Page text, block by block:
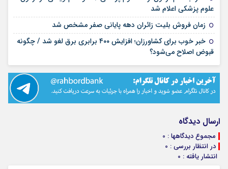
علوم پزشکی اعلام شد
زمان فروش بلیت زائران دهه پایانی صفر مشخص شد
خبر خوب برای کشاورزان؛ افزایش ۴۰۰ برابری برق لغو شد / چگونه
قبوض اصلاح می‌شود؟
ارسال دیدگاه
مجموع دیدگاهها : 0
در انتظار بررسی : 0
انتشار یافته : 0